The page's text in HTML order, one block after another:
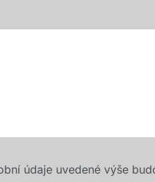
údaje uvedené výše